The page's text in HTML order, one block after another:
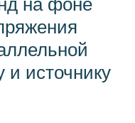
и источнику